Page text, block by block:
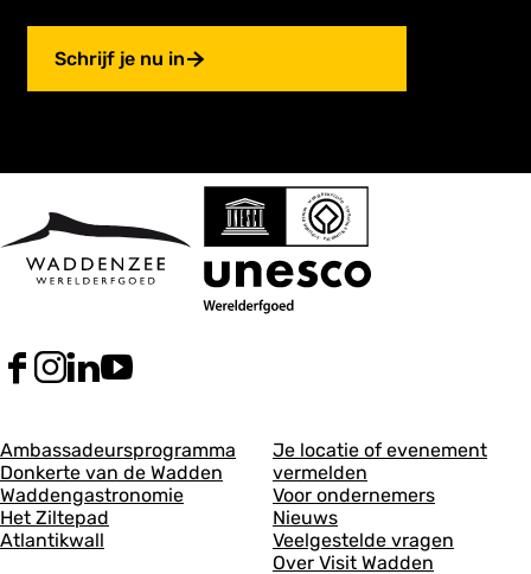
Schrijf je nu in
A
l
g
e
Ambassadeursprogramma
Donkerte van de Wadden
Waddengastronomie
Het Ziltepad
Atlantikwall
A
l
g
e
Je locatie of evenement
vermelden
Voor ondernemers
Nieuws
Veelgestelde vragen
Over Visit Wadden
e
b
o
o
k
I
t
a
g
r
a
L
k
e
d
I
n
Y
T
u
b